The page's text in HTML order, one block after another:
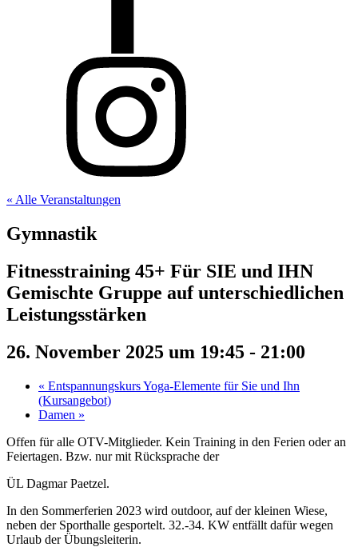
« Alle Veranstaltungen
Gymnastik
Fitnesstraining 45+ Für SIE und IHN
Gemischte Gruppe auf unterschiedlichen
Leistungsstärken
26. November 2025 um 19:45 - 21:00
« Entspannungskurs Yoga-Elemente für Sie und Ihn
(Kursangebot)
Damen »
Offen für alle OTV-Mitglieder. Kein Training in den Ferien oder an
Feiertagen. Bzw. nur mit Rücksprache der
ÜL Dagmar Paetzel.
In den Sommerferien 2023 wird outdoor, auf der kleinen Wiese,
neben der Sporthalle gesportelt. 32.-34. KW entfällt dafür wegen
Urlaub der Übungsleiterin.